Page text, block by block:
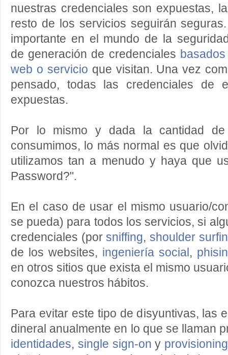
nuestras credenciales son expuestas,
resto de los servicios seguirán
importante en el mundo de la
de generación de credenciales
web o servicio que visitan. Una vez
pensado, todas las credenciales de
expuestas.
Por lo mismo y dada la cantidad
consumimos, lo más normal es que
utilizamos tan a menudo y haya que
Password?".
En el caso de usar el mismo usuario/
se pueda) para todos los servicios, si
credenciales (por sniffing, shoulder
de los websites, ingeniería social ,
en otros sitios que exista el mismo
conozca nuestros hábitos.
Para evitar este tipo de disyuntivas, las
dineral anualmente en lo que se llaman
identidades, single sign-on y provisioning